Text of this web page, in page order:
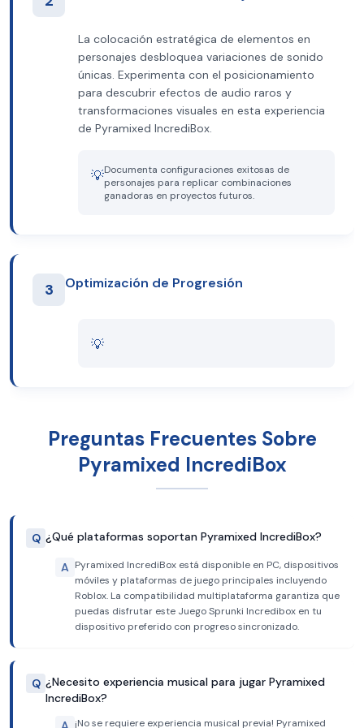
La colocación estratégica de elementos en
personajes desbloquea variaciones de sonido
únicas. Experimenta con el posicionamiento
para descubrir efectos de audio raros y
transformaciones visuales en esta experiencia
de Pyramixed IncrediBox.
💡Documenta configuraciones exitosas de
personajes para replicar combinaciones
ganadoras en proyectos futuros.
3 Optimización de Progresión
💡
Preguntas Frecuentes Sobre
Pyramixed IncrediBox
Q ¿Qué plataformas soportan Pyramixed IncrediBox?
A Pyramixed IncrediBox está disponible en PC, dispositivos
móviles y plataformas de juego principales incluyendo
Roblox. La compatibilidad multiplataforma garantiza que
puedas disfrutar este Juego Sprunki Incredibox en tu
dispositivo preferido con progreso sincronizado.
Q ¿Necesito experiencia musical para jugar Pyramixed
IncrediBox?
¡No se requiere experiencia musical previa! Pyramixed